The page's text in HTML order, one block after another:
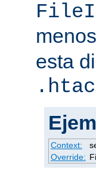
menos
esta
Context:
Override: